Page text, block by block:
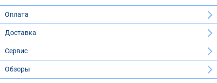
Оплата
Доставка
Сервис
Обзоры